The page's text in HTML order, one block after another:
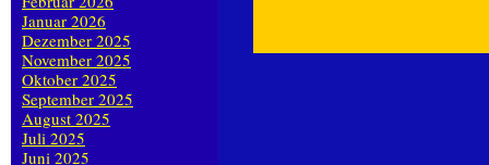
Januar 2026
Dezember 2025
November 2025
Oktober 2025
September 2025
August 2025
Juli 2025
Juni 2025